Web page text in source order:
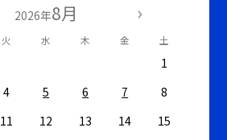
2026年8月
火 水 木 金 土
1
4 5 6 7
8
11 12 13 14
15